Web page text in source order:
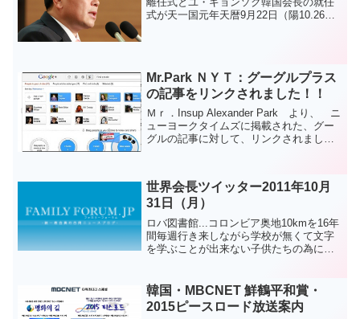
式が天一国元年天暦9月22日（陽10.26）
Mr.Park ＮＹＴ：グーグルプラス
の記事をリンクされました！！
Ｍｒ．Insup Alexander Park より、 ニ
ューヨークタイムズに掲載された、グー
グルの記事に対して、リンクされまし
世界会長ツイッター2011年10月
31日（月）
ロバ図書館...コロンビア奥地10kmを16年
間毎週行き来しながら学校が無くて文字
を学ぶことが出来ない子供たちの為に本
を分け合う人々がいて（心が）暖まりま
す。アジ...
韓国・MBCNET 鮮鶴平和賞・
2015ピースロード放送案内